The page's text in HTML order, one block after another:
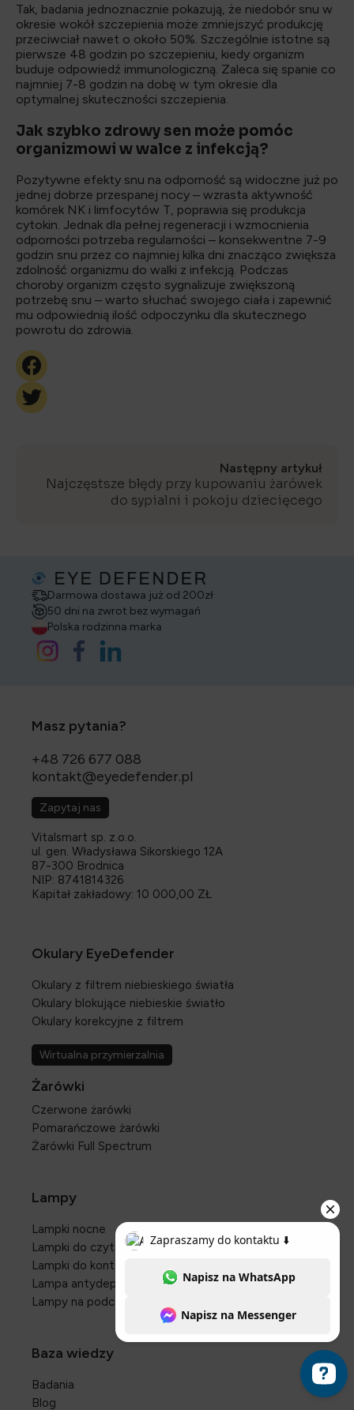
Tak, badania jednoznacznie pokazują, że niedobór snu w
okresie wokół szczepienia może zmniejszyć produkcję
przeciwciał nawet o około 50%. Szczególnie istotne są
pierwsze 48 godzin po szczepieniu, kiedy organizm
buduje odpowiedź immunologiczną. Zaleca się spanie co
najmniej 7-8 godzin na dobę w tym okresie dla
optymalnej skuteczności szczepienia.
Jak szybko zdrowy sen może pomóc
organizmowi w walce z infekcją?
Pozytywne efekty snu na odporność są widoczne już po
jednej dobrze przespanej nocy – wzrasta aktywność
komórek NK i limfocytów T, poprawia się produkcja
cytokin. Jednak dla pełnej regeneracji i wzmocnienia
odporności potrzeba regularności – konsekwentne 7-9
godzin snu przez co najmniej kilka dni znacząco zwiększa
zdolność organizmu do walki z infekcją. Podczas
choroby organizm często sygnalizuje zwiększoną
potrzebę snu – warto słuchać swojego ciała i zapewnić
mu odpowiednią ilość odpoczynku dla skutecznego
powrotu do zdrowia.
Następny artykuł
Najczęstsze błędy przy kupowaniu żarówek
do sypialni i pokoju dziecięcego
Darmowa dostawa już od 200zł
50 dni na zwrot bez wymagań
Polska rodzinna marka
Masz pytania?
+48 726 677 088
kontakt@eyedefender.pl
Zapytaj nas
Vitalsmart sp. z.o.o.
ul. gen. Władysława Sikorskiego 12A
87-300 Brodnica
NIP: 8741814326
Kapitał zakładowy: 10 000,00 ZŁ
Okulary EyeDefender
Okulary z filtrem niebieskiego światła
Okulary blokujące niebieskie światło
Okulary korekcyjne z filtrem
Wirtualna przymierzalnia
Żarówki
Czerwone żarówki
Pomarańczowe żarówki
Żarówki Full Spectrum
Lampy
Lampki nocne
Lampki do czytania
Lampki do kontaktu
Lampa antydepresyjna
Lampy na podczerwień
Baza wiedzy
Badania
Blog